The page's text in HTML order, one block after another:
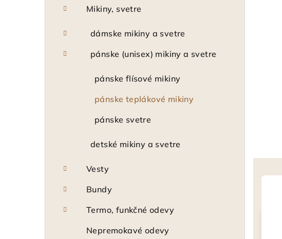
Mikiny, svetre
dámske mikiny a svetre
pánske (unisex) mikiny a svetre
pánske flísové mikiny
pánske teplákové mikiny
pánske svetre
detské mikiny a svetre
Vesty
Bundy
Termo, funkčné odevy
Nepremokavé odevy